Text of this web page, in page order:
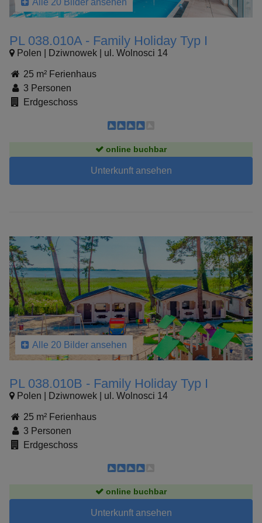
Alle 20 Bilder ansehen
PL 038.010A - Family Holiday Typ I
Polen | Dziwnowek | ul. Wolnosci 14
25 m² Ferienhaus
3 Personen
Erdgeschoss
online buchbar
Unterkunft ansehen
Alle 20 Bilder ansehen
PL 038.010B - Family Holiday Typ I
Polen | Dziwnowek | ul. Wolnosci 14
25 m² Ferienhaus
3 Personen
Erdgeschoss
online buchbar
Unterkunft ansehen